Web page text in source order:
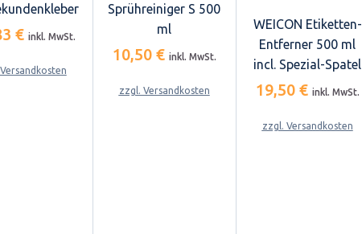
€ inkl. MwSt.
Sprühreiniger S 500
ml
10,50 € inkl. MwSt.
zzgl. Versandkosten
WEICON Etiketten-
Entferner 500 ml
incl. Spezial-Spatel
19,50 € inkl. MwSt.
zzgl. Versandkosten